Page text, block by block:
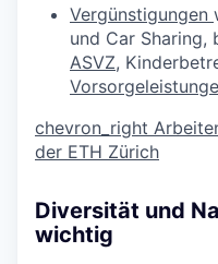
Vergünstigungen
und Car
ASVZ,
chevron_right
der ETH Zürich
Diversität und
wichtig